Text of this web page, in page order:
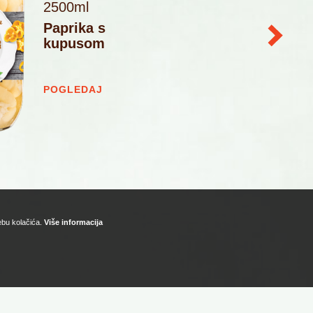
kolačića. Više informacija
2500ml
Paprika s
kupusom
POGLEDAJ